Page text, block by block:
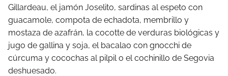
Gillardeau, el jamón Joselito, sardinas al espeto con
guacamole, compota de echadota, membrillo y
mostaza de azafrán, la cocotte de verduras biológicas y
jugo de gallina y soja, el bacalao con gnocchi de
cúrcuma y cocochas al pilpil o el cochinillo de Segovia
deshuesado.